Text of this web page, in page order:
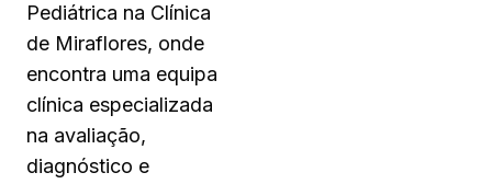
Pediátrica na Clínica
de Miraflores, onde
encontra uma equipa
clínica especializada
na avaliação,
diagnóstico e